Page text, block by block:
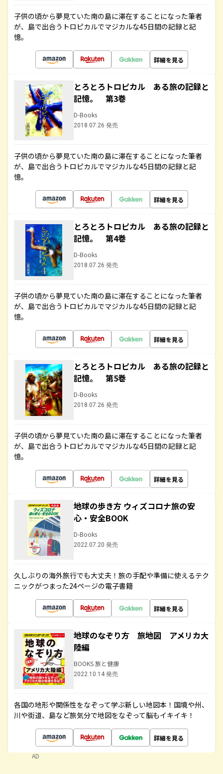
子供の頃から夢見ていた南の島に滞在することになった筆者
が、島で出合うトロピカルでマジカルな45日間の記録と記
憶。
詳細を見る
とろとろトロピカル ある旅の記録と
記憶。 第3巻
D-Books
2018.07.26 発売
子供の頃から夢見ていた南の島に滞在することになった筆者
が、島で出合うトロピカルでマジカルな45日間の記録と記
憶。
詳細を見る
とろとろトロピカル ある旅の記録と
記憶。 第4巻
D-Books
2018.07.26 発売
子供の頃から夢見ていた南の島に滞在することになった筆者
が、島で出合うトロピカルでマジカルな45日間の記録と記
憶。
詳細を見る
とろとろトロピカル ある旅の記録と
記憶。 第5巻
D-Books
2018.07.26 発売
子供の頃から夢見ていた南の島に滞在することになった筆者
が、島で出合うトロピカルでマジカルな45日間の記録と記
憶。
詳細を見る
地球の歩き方 ウィズコロナ旅の安
心・安全BOOK
D-Books
2022.07.20 発売
久しぶりの海外旅行でも大丈夫！旅の手配や準備に使えるテク
ニックがつまった24ページの電子書籍
詳細を見る
地球のなぞり方 旅地図 アメリカ大
陸編
BOOKS 旅と健康
2022.10.14 発売
各国の地形や関係性をなぞって学ぶ新しい地図本！国境や州、
川や街道、島など旅気分で地図をなぞって脳もイキイキ！
詳細を見る
AD